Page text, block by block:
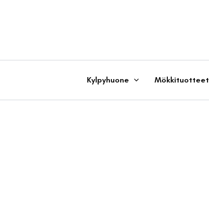
Kylpyhuone Mökkituotteet